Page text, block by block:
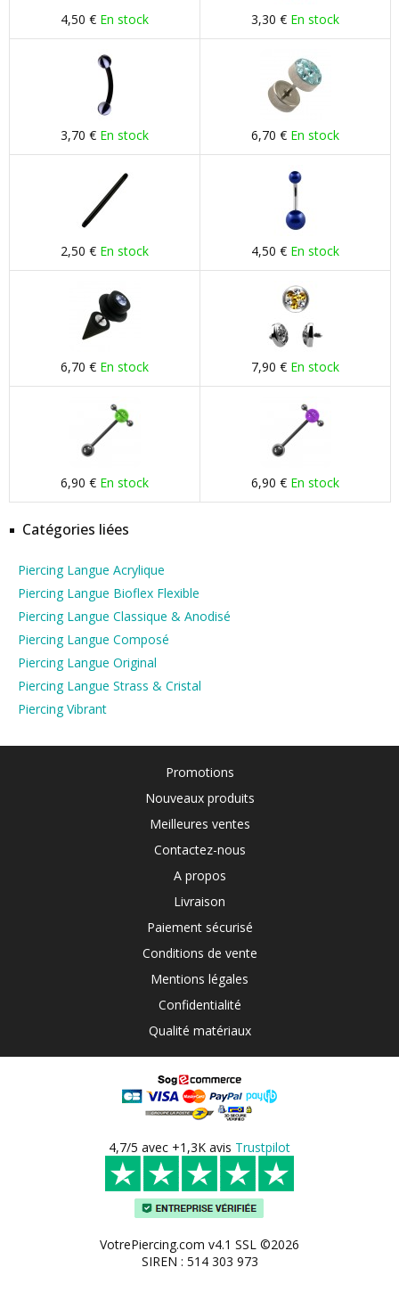
4,50 € En stock 3,30 € En stock
3,70 € En stock 6,70 € En stock
2,50 € En stock 4,50 € En stock
6,70 € En stock 7,90 € En stock
6,90 € En stock 6,90 € En stock
Catégories liées
Piercing Langue Acrylique
Piercing Langue Bioflex Flexible
Piercing Langue Classique & Anodisé
Piercing Langue Composé
Piercing Langue Original
Piercing Langue Strass & Cristal
Piercing Vibrant
Promotions
Nouveaux produits
Meilleures ventes
Contactez-nous
A propos
Livraison
Paiement sécurisé
Conditions de vente
Mentions légales
Confidentialité
Qualité matériaux
4,7/5 avec +1,3K avis Trustpilot
VotrePiercing.com v4.1 SSL ©2026
SIREN : 514 303 973